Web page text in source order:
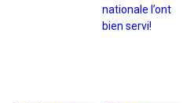
nationale l’ont
bien servi!